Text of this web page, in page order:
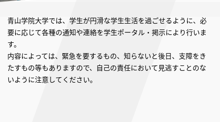
青山学院大学では、学生が円滑な学生生活を過ごせるように、必
要に応じて各種の通知や連絡を学生ポータル・掲示により行いま
す。
内容によっては、緊急を要するもの、知らないと後日、支障をき
たすもの等もありますので、自己の責任において見逃すことのな
いように注意してください。